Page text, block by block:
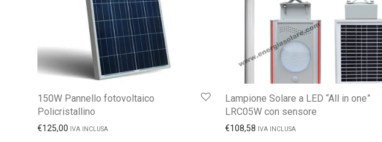
150W Pannello fotovoltaico
Policristallino
€125,00 IVA INCLUSA
Lampione Solare a LED “All in one”
LRC05W con sensore
€108,58 IVA INCLUSA